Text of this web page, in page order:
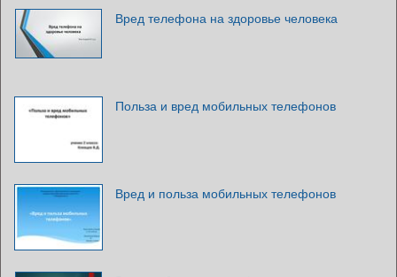
Вред телефона на здоровье человека
Польза и вред мобильных телефонов
Вред и польза мобильных телефонов